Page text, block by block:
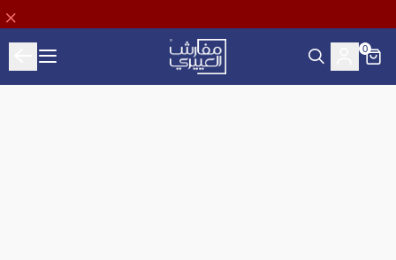
Aloyayri Bedding
0